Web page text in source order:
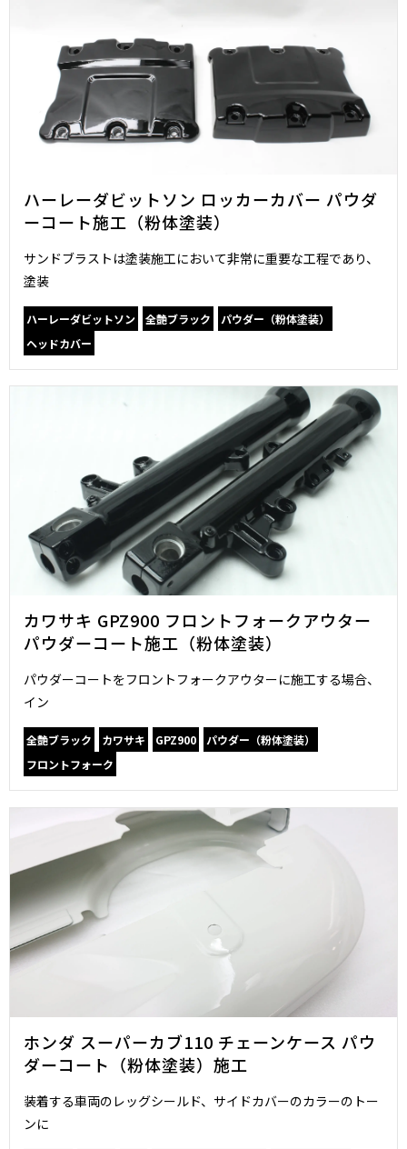
ハーレーダビットソン ロッカーカバー パウダ
ーコート施工（粉体塗装）
サンドブラストは塗装施工において非常に重要な工程であり、
塗装
ハーレーダビットソン 全艶ブラック
パウダー（粉体塗装）
ヘッドカバー
カワサキ GPZ900 フロントフォークアウター
パウダーコート施工（粉体塗装）
パウダーコートをフロントフォークアウターに施工する場合、
イン
全艶ブラック カワサキ GPZ900
パウダー（粉体塗装）
フロントフォーク
ホンダ スーパーカブ110 チェーンケース パウ
ダーコート（粉体塗装）施工
装着する車両のレッグシールド、サイドカバーのカラーのトー
ンに